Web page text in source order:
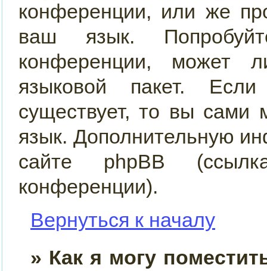
конференции, или же
ваш язык.
конференции, может
языковой пакет.
существует, то вы сами
язык. Дополнительную
сайте phpBB
конференции).
Вернуться к началу
» Как я могу